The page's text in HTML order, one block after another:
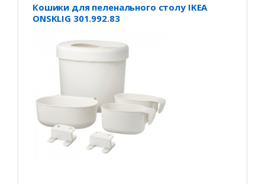
Кошики для пеленального столу IKEA
ONSKLIG 301.992.83